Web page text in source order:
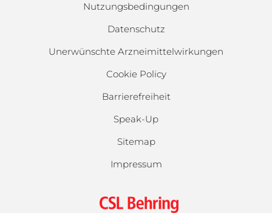
Nutzungsbedingungen
Datenschutz
Unerwünschte Arzneimittelwirkungen
Cookie Policy
Barrierefreiheit
Speak-Up
Sitemap
Impressum